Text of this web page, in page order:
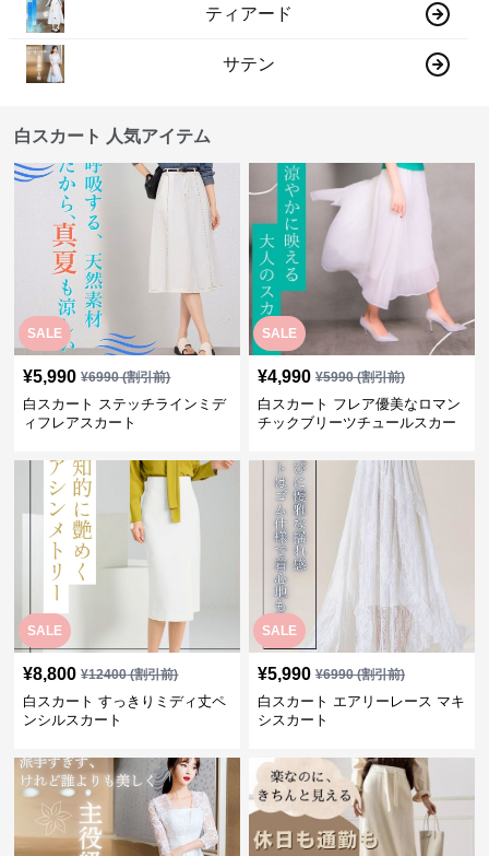
ティアード
サテン
白スカート 人気アイテム
SALE
¥5,990 ¥6990(割引前)
白スカート ステッチラインミデ
ィフレアスカート
SALE
¥4,990 ¥5990(割引前)
白スカート フレア優美なロマン
チックブリーツチュールスカー
SALE
¥8,800 ¥12400(割引前)
白スカート すっきりミディ丈ペ
ンシルスカート
SALE
¥5,990 ¥6990(割引前)
白スカート エアリーレース マキ
シスカート